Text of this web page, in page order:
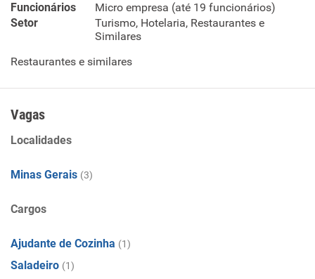
Funcionários
Micro empresa (até 19 funcionários)
Setor
Turismo, Hotelaria, Restaurantes e
Similares
Restaurantes e similares
Vagas
Localidades
Minas Gerais (3)
Cargos
Ajudante de Cozinha (1)
Saladeiro (1)